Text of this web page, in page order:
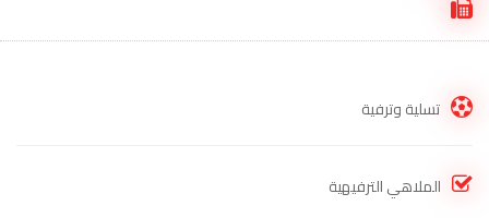
تسلية وترفية
الملاهي الترفيهية